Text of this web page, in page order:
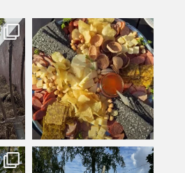
kullanslycka
Jul 29
kullanslycka
Jul 12